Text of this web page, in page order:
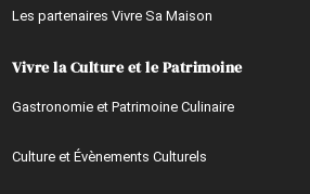
Les partenaires Vivre Sa Maison
Vivre la Culture et le Patrimoine
Gastronomie et Patrimoine Culinaire
Culture et Évènements Culturels